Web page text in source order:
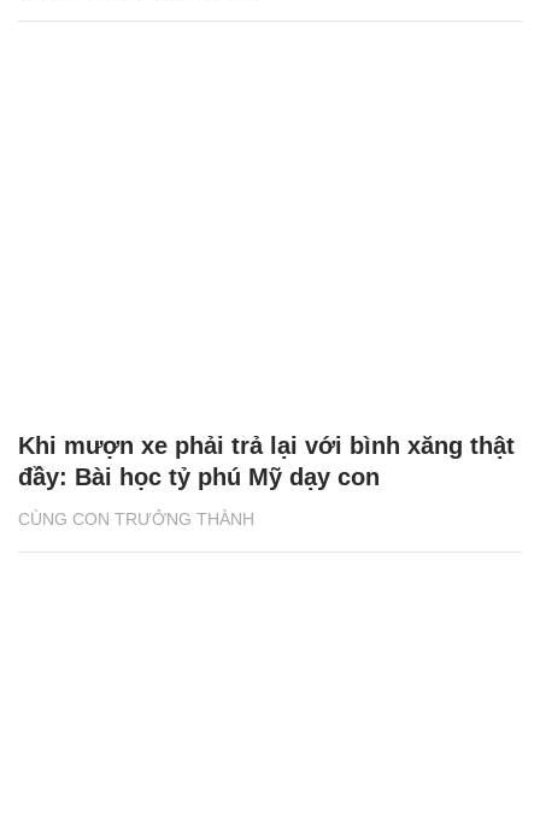
CÙNG CON TRƯỞNG THÀNH
Khi mượn xe phải trả lại với bình xăng thật
đầy: Bài học tỷ phú Mỹ dạy con